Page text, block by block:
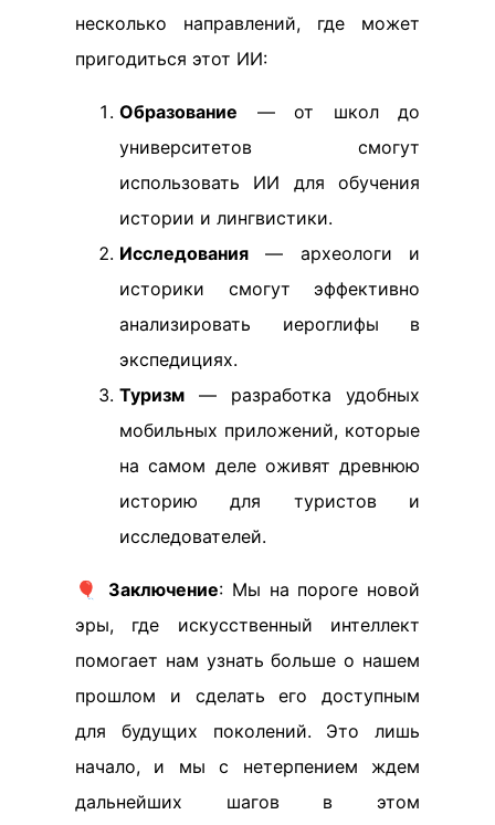
несколько направлений, где может
пригодиться этот ИИ:
Образование — от школ до
университетов смогут
использовать ИИ для обучения
истории и лингвистики.
Исследования — археологи и
историки смогут эффективно
анализировать иероглифы в
экспедициях.
Туризм — разработка удобных
мобильных приложений, которые
на самом деле оживят древнюю
историю для туристов и
исследователей.
🎈 Заключение: Мы на пороге новой
эры, где искусственный интеллект
помогает нам узнать больше о нашем
прошлом и сделать его доступным
для будущих поколений. Это лишь
начало, и мы с нетерпением ждем
дальнейших шагов в этом